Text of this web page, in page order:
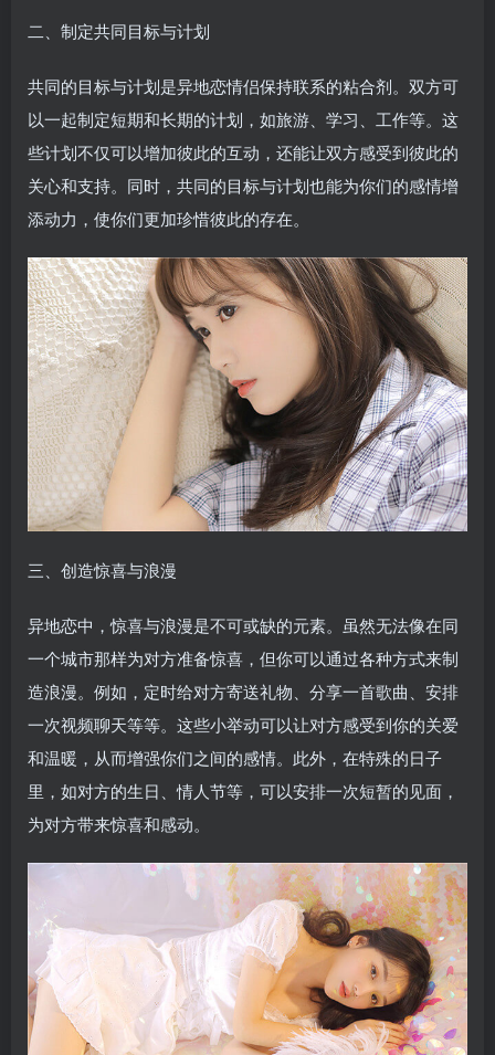
二、制定共同目标与计划
共同的目标与计划是异地恋情侣保持联系的粘合剂。双方可
以一起制定短期和长期的计划，如旅游、学习、工作等。这
些计划不仅可以增加彼此的互动，还能让双方感受到彼此的
关心和支持。同时，共同的目标与计划也能为你们的感情增
添动力，使你们更加珍惜彼此的存在。
三、创造惊喜与浪漫
异地恋中，惊喜与浪漫是不可或缺的元素。虽然无法像在同
一个城市那样为对方准备惊喜，但你可以通过各种方式来制
造浪漫。例如，定时给对方寄送礼物、分享一首歌曲、安排
一次视频聊天等等。这些小举动可以让对方感受到你的关爱
和温暖，从而增强你们之间的感情。此外，在特殊的日子
里，如对方的生日、情人节等，可以安排一次短暂的见面，
为对方带来惊喜和感动。